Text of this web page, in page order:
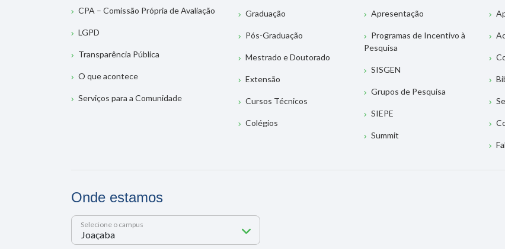
CPA – Comissão Própria de Avaliação
LGPD
Transparência Pública
O que acontece
Serviços para a Comunidade
Graduação
Pós-Graduação
Mestrado e Doutorado
Extensão
Cursos Técnicos
Colégios
Apresentação
Programas de Incentivo à
Pesquisa
SISGEN
Grupos de Pesquisa
SIEPE
Summit
Onde estamos
Selecione o campus